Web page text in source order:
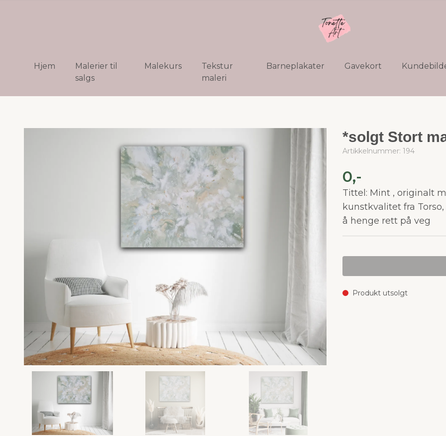
Hjem
Malerier til
salgs
Malekurs
Tekstur
maleri
Barneplakater Gavekort
*solgt Stort
Artikkelnummer: 194
0,-
Tittel: Mint , originalt
kunstkvalitet fra
å henge rett på veg
Produkt utsolgt